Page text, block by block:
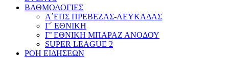
ΒΑΘΜΟΛΟΓΙΕΣ
Α΄ΕΠΣ ΠΡΕΒΕΖΑΣ-ΛΕΥΚΑΔΑΣ
Γ΄ ΕΘΝΙΚΗ
Γ’ ΕΘΝΙΚΗ ΜΠΑΡΑΖ ΑΝΟΔΟΥ
SUPER LEAGUE 2
ΡΟΗ ΕΙΔΗΣΕΩΝ